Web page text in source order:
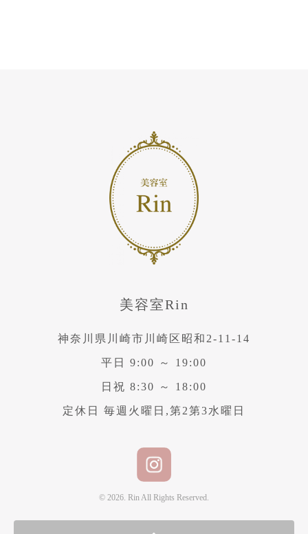
美容室Rin
神奈川県川崎市川崎区昭和2-11-14
平日 9:00 ～ 19:00
日祝 8:30 ～ 18:00
定休日 毎週火曜日,第2第3水曜日
© 2026. Rin All Rights Reserved.